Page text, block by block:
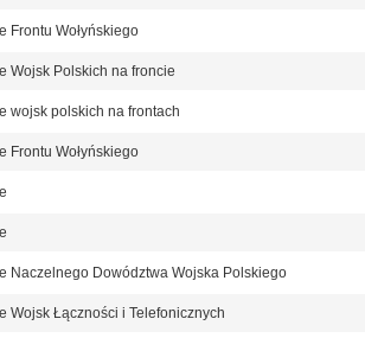
Frontu Wołyńskiego
Wojsk Polskich na froncie
wojsk polskich na frontach
Frontu Wołyńskiego
Naczelnego Dowództwa Wojska Polskiego
Wojsk Łączności i Telefonicznych